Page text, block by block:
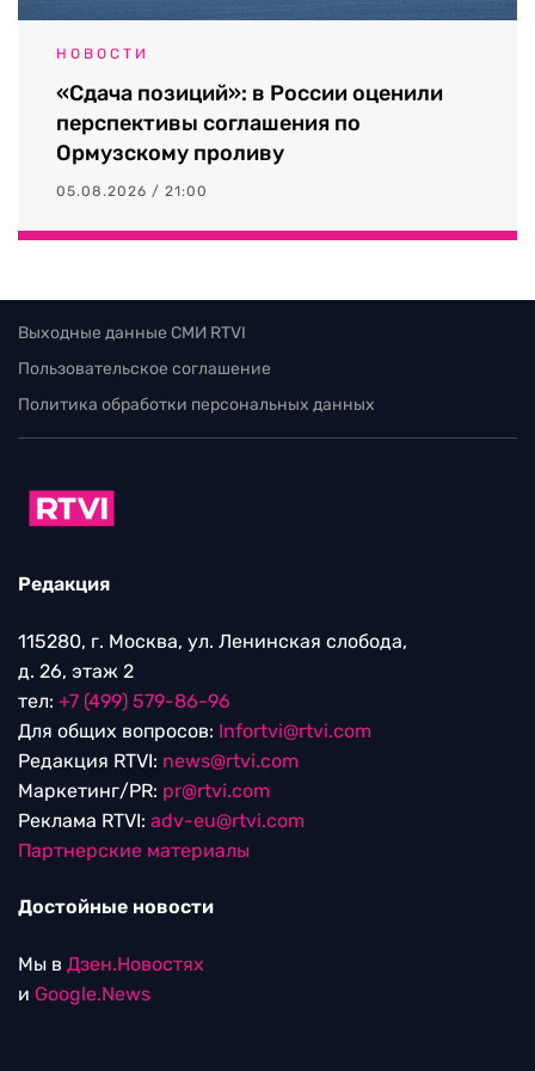
НОВОСТИ
«Сдача позиций»: в России оценили
перспективы соглашения по
Ормузскому проливу
05.08.2026 / 21:00
Выходные данные СМИ RTVI
Пользовательское соглашение
Политика обработки персональных данных
Редакция
115280, г. Москва, ул. Ленинская слобода,
д. 26, этаж 2
тел: +7 (499) 579-86-96
Для общих вопросов: Infortvi@rtvi.com
Редакция RTVI: news@rtvi.com
Маркетинг/PR: pr@rtvi.com
Реклама RTVI: adv-eu@rtvi.com
Партнерские материалы
Достойные новости
Мы в Дзен.Новостях
и Google.News